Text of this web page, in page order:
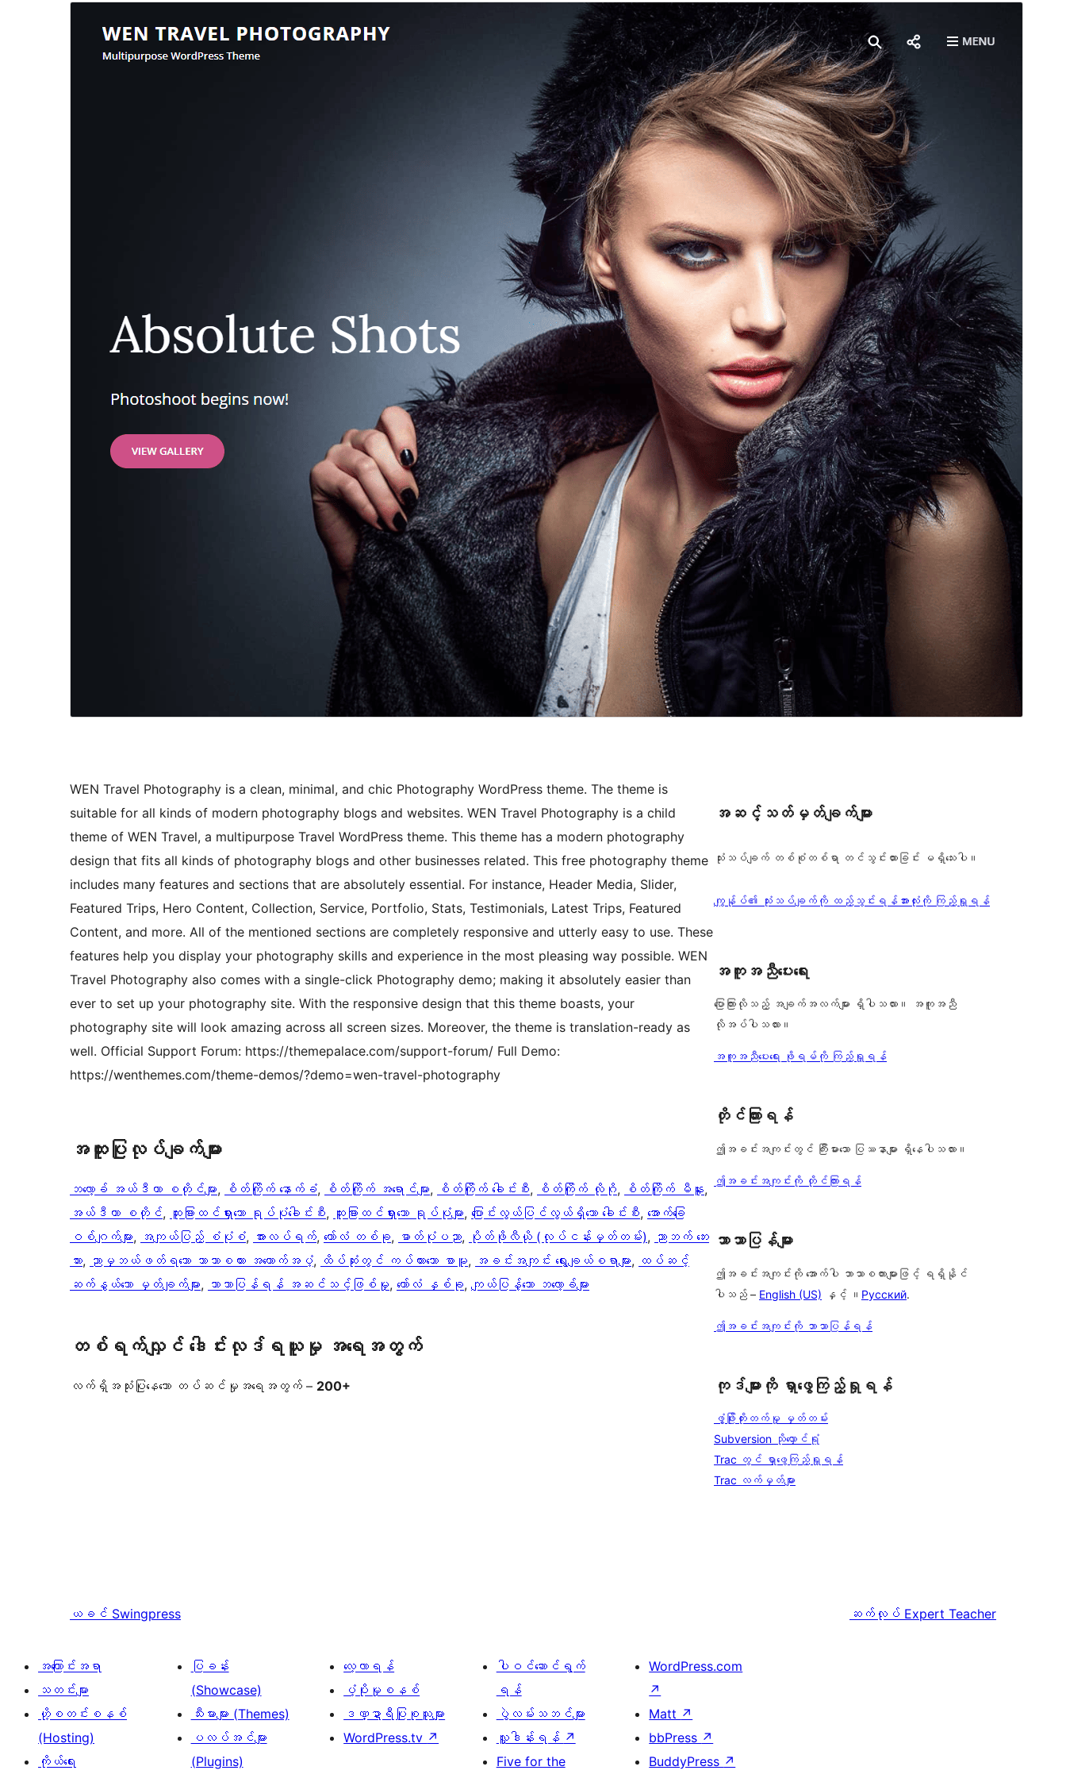
အစမ်းကြည့်ရှုရန်ရယူရန်
ဤအရာသည်WEN Travel၏ အခင်းအကျင်းခွဲ
(Child Theme) ဖြစ်ပါသည်။
ဗားရှင်း
နောက်ဆုံး မွမ်းမံခဲ့သည့် အချိန်
ဇန်နဝါရီ 2, 2026
လက်ရှိအသုံးပြုနေသော တပ်ဆင်မှုများ
WordPress ဗားရှင်း
PHP ဗားရှင်း
အခင်းအကျင်း၏ ပင်မစာမျက်နှာ
WEN Travel Photography is a clean, minimal, and chic Photography WordPress theme. The theme is
suitable for all kinds of modern photography blogs and websites. WEN Travel Photography is a child
theme of WEN Travel, a multipurpose Travel WordPress theme. This theme has a modern photography
design that fits all kinds of photography blogs and other businesses related. This free photography theme
includes many features and sections that are absolutely essential. For instance, Header Media, Slider,
Featured Trips, Hero Content, Collection, Service, Portfolio, Stats, Testimonials, Latest Trips, Featured
Content, and more. All of the mentioned sections are completely responsive and utterly easy to use. These
features help you display your photography skills and experience in the most pleasing way possible. WEN
Travel Photography also comes with a single-click Photography demo; making it absolutely easier than
ever to set up your photography site. With the responsive design that this theme boasts, your
photography site will look amazing across all screen sizes. Moreover, the theme is translation-ready as
well. Official Support Forum: https://themepalace.com/support-forum/ Full Demo:
https://wenthemes.com/theme-demos/?demo=wen-travel-photography
အ​ထူး​ပြု​လုပ်​ချက်​များ
ဘလော့ခ် အယ်ဒီတာ စတိုင်များ, စိတ်ကြိုက် နောက်ခံ, စိတ်ကြိုက် အရောင်များ, စိတ်ကြိုက် ခေါင်းစီး, စိတ်ကြိုက် လိုဂို, စိတ်ကြိုက် မီနူး
အယ်ဒီတာ စတိုင်, ထူးခြားထင်ရှားသော ရုပ်ပုံခေါင်းစီး, ထူးခြားထင်ရှားသော ရုပ်ပုံများ, ပြောင်းလွယ်ပြင်လွယ်ရှိသော ခေါင်းစီး, အောက်ခြေ
ဝစ်ဂျက်များ, အကျယ်ပြည့် စံပုံစံ, အားလပ်ရက်, ကော်လံ တစ်ခု, ဓာတ်ပုံပညာ, ပိုတ်ဖိုလီယို (လုပ်ငန်းမှတ်တမ်း), ညာဘက် ဘေး
ဘား, ညာမှဘယ်ဖတ်ရသော ဘာသာစကား အထောက်အပံ့, ထိပ်ဆုံးတွင် ကပ်ထားသော စာမူ, အခင်းအကျင်း ရွေးချယ်စရာများ, ထပ်ဆင့်
ဆက်နွယ်သော မှတ်ချက်များ, ဘာသာပြန်ရန် အဆင်သင့်ဖြစ်မှု, ကော်လံ နှစ်ခု, ကျယ်ပြန့်သော ဘလော့ခ်များ
တစ်ရက်လျှင် ဒေါင်းလုဒ်ရယူမှု အရေအတွက်
လက်ရှိအသုံးပြုနေသော တပ်ဆင်မှုအရေအတွက် – 200+
အဆင့်သတ်မှတ်ချက်များ
သုံးသပ်ချက် တစ်စုံတစ်ရာ တင်သွင်းထားခြင်း မရှိသေးပါ။
ကျွန်ုပ်၏ သုံးသပ်ချက်ကို ထည့်သွင်းရန်သုံးသပ်
အားလုံးကို ကြည့်ရှုရန်
အကူအညီပေးရေး
ပြောကြားလိုသည့် အချက်အလက်များ ရှိပါသလား။ အကူအညီ
လိုအပ်ပါသလား။
အကူအညီပေးရေး ဖိုရမ်ကို ကြည့်ရှုရန်
တိုင်ကြားရန်
ဤအခင်းအကျင်းတွင် ကြီးမားသော ပြဿနာများ ရှိနေပါသလား။
ဤအခင်းအကျင်းကို တိုင်ကြားရန်
ဘာသာပြန်များ
ဤအခင်းအကျင်းကို အောက်ပါ ဘာသာစကားများဖြင့် ရရှိနိုင်
ပါသည် – English (US) နှင့် ။ Русский.
ဤအခင်းအကျင်းကို ဘာသာပြန်ရန်
ကုဒ်များကို ရှာဖွေကြည့်ရှုရန်
ဖွံ့ဖြိုးတိုးတက်မှု မှတ်တမ်း
Subversion သိုလှောင်ရုံ
Trac တွင် ရှာဖွေကြည့်ရှုရန်
Trac လက်မှတ်များ
ယခင် Swingpress ဆက်လုပ် Expert Teacher
အကြောင်းအရာ
သတင်းများ
ဟို့စတင်းစနစ်
(Hosting)
ကိုယ်ရေး
ပြခန်း
(Showcase)
သီးမားများ (Themes)
ပလပ်အင်များ
(Plugins)
လေ့လာရန်
ပံ့ပိုးမှုစနစ်
ဒဏ္ဍာရီပြုစုသူများ
WordPress.tv ↗
ပါဝင်ဆောင်ရွက်
ရန်
ပွဲလမ်းသဘင်များ
လှူဒါန်းရန် ↗
Five for the
WordPress.com
↗
Matt ↗
bbPress ↗
BuddyPress ↗